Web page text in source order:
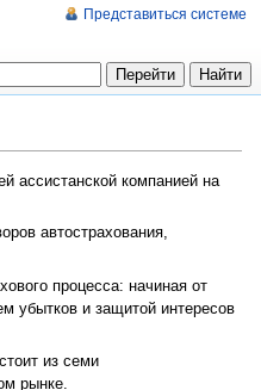
ассистанской компанией на
автострахования,
процесса: начиная от
убытков и защитой интересов
из семи
рынке.
Представиться системе